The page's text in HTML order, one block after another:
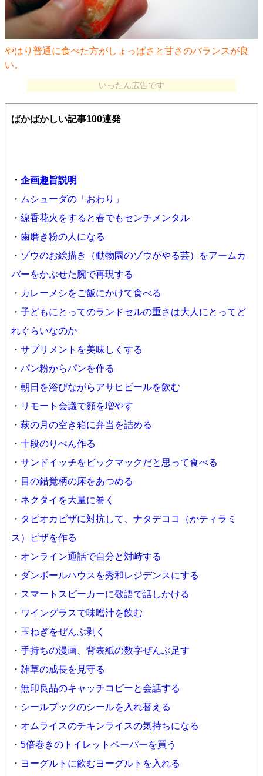
やはり普通に食べた方がしょっぱさと甘さのバランスが良
い。
いったん広告です
ばかばかしい記事100連発
・ 企画趣旨説明
・ ムシューダの「おわり」
・ 線香花火をすると春でもセンチメンタル
・ 歯磨き粉の人になる
・ ゾウのお絵描き（動物園のゾウがやる芸）をアームカ
バーをかぶせた腕で再現する
・ カレーメシをご飯にかけて食べる
・ 子どもにとってのランドセルの重さは大人にとってど
れぐらいなのか
・ サプリメントを美味しくする
・ パン粉からパンを作る
・ 朝日を浴びながらアサヒビールを飲む
・ リモート会議で顔を増やす
・ 萩の月の空き箱に弁当を詰める
・ 十段のりべん作る
・ サンドイッチをビックマックだと思って食べる
・ 目の錯覚柄の床をあつめる
・ ネクタイを大量に巻く
・ タピオカピザに対抗して、ナタデココ（かティラミ
ス）ピザを作る
・ オンライン通話で自分と対峙する
・ ダンボールハウスを秀和レジデンスにする
・ スマートスピーカーに敬語で話しかける
・ ワイングラスで味噌汁を飲む
・ 玉ねぎをぜんぶ剥く
・ 手持ちの漫画、背表紙の数字ぜんぶ足す
・ 雑草の成長を見守る
・ 無印良品のキャッチコピーと会話する
・ シールブックのシールを入れ替える
・ オムライスのチキンライスの気持ちになる
・ 5倍巻きのトイレットペーパーを買う
・ ヨーグルトに飲むヨーグルトを入れる